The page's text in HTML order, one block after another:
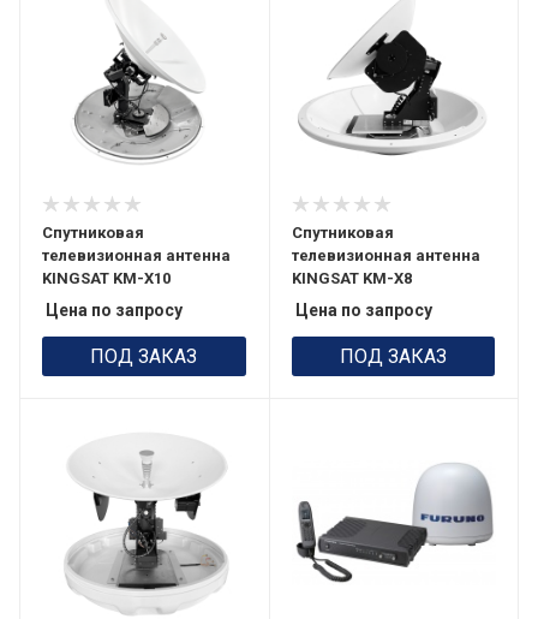
Спутниковая
телевизионная антенна
KINGSAT KM-X10
Цена по запросу
ПОД ЗАКАЗ
Спутниковая
телевизионная антенна
KINGSAT KM-X8
Цена по запросу
ПОД ЗАКАЗ